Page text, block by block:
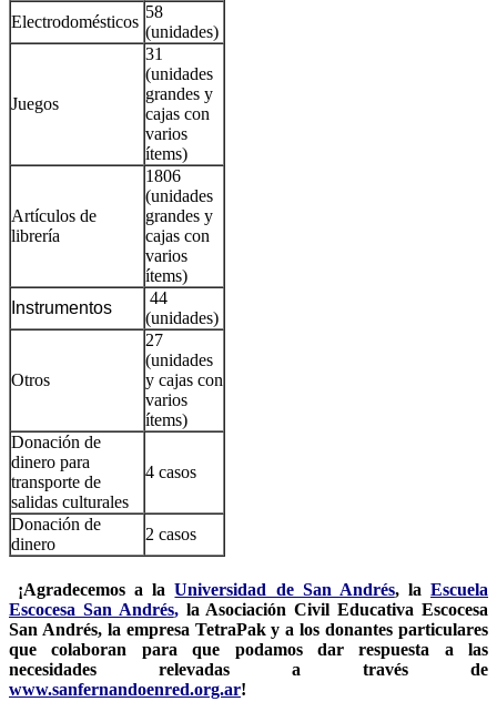
Electrodomésticos
58
(unidades)
Juegos
31
(unidades
grandes y
cajas con
varios
ítems)
Artículos de
librería
1806
(unidades
grandes y
cajas con
varios
ítems)
Instrumentos
44
(unidades)
Otros
27
(unidades
y cajas con
varios
ítems)
Donación de
dinero para
transporte de
salidas culturales
4 casos
Donación de
dinero
2 casos
¡Agradecemos a laUniversidad de San Andrés, laEscuela
Escocesa San Andrés,la Asociación Civil Educativa Escocesa
San Andrés, la empresa TetraPak y a los donantes particulares
que colaboran para que podamos dar respuesta a las
necesidades relevadas a través de
www.sanfernandoenred.org.ar!